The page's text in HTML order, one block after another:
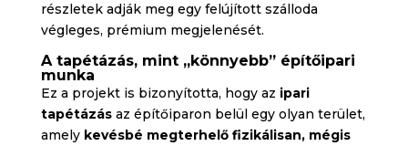
részletek adják meg egy felújított szálloda
végleges, prémium megjelenését.
A tapétázás, mint „könnyebb” építőipari
munka
Ez a projekt is bizonyította, hogy az ipari
tapétázásaz építőiparon belül egy olyan terület,
amely kevésbé megterhelő fizikálisan, mégis